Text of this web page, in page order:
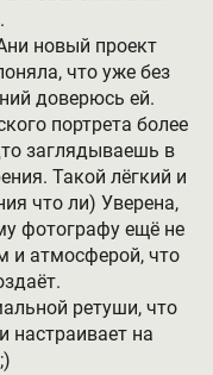
новый проект
что уже без
доверюсь ей.
портрета более
заглядываешь в
Такой лёгкий и
что ли) Уверена,
фотографу ещё не
и атмосферой, что
ретуши, что
настраивает на